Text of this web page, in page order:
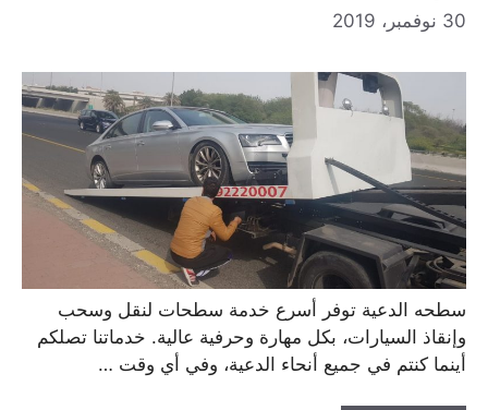
30 نوفمبر، 2019
سطحه الدعية توفر أسرع خدمة سطحات لنقل وسحب
وإنقاذ السيارات، بكل مهارة وحرفية عالية. خدماتنا تصلكم
أينما كنتم في جميع أنحاء الدعية، وفي أي وقت …